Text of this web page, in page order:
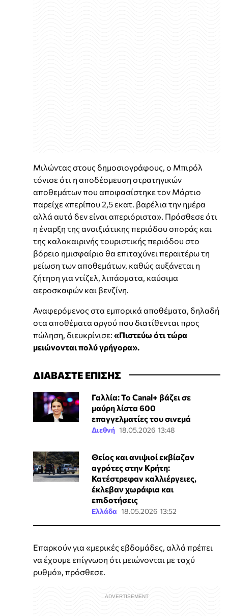
Μιλώντας στους δημοσιογράφους, ο Μπιρόλ
τόνισε ότι η αποδέσμευση στρατηγικών
αποθεμάτων που αποφασίστηκε τον Μάρτιο
παρείχε «περίπου 2,5 εκατ. βαρέλια την ημέρα
αλλά αυτά δεν είναι απεριόριστα». Πρόσθεσε ότι
η έναρξη της ανοιξιάτικης περιόδου σποράς και
της καλοκαιρινής τουριστικής περιόδου στο
βόρειο ημισφαίριο θα επιταχύνει περαιτέρω τη
μείωση των αποθεμάτων, καθώς αυξάνεται η
ζήτηση για ντίζελ, λιπάσματα, καύσιμα
αεροσκαφών και βενζίνη.
Αναφερόμενος στα εμπορικά αποθέματα, δηλαδή
στα αποθέματα αργού που διατίθενται προς
πώληση, διευκρίνισε: «Πιστεύω ότι τώρα
μειώνονται πολύ γρήγορα».
ΔΙΑΒΑΣΤΕ ΕΠΙΣΗΣ
Γαλλία: Το Canal+ βάζει σε
μαύρη λίστα 600
επαγγελματίες του σινεμά
Διεθνή 18.05.2026 13:48
Θείος και ανιψιοί εκβίαζαν
αγρότες στην Κρήτη:
Κατέστρεφαν καλλιέργειες,
έκλεβαν χωράφια και
επιδοτήσεις
Ελλάδα 18.05.2026 13:52
Επαρκούν για «μερικές εβδομάδες, αλλά πρέπει
να έχουμε επίγνωση ότι μειώνονται με ταχύ
ρυθμό», πρόσθεσε.